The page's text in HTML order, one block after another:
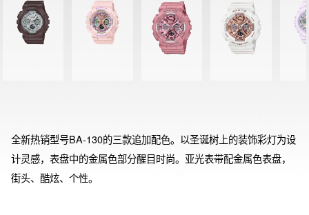
全新热销型号BA-130的三款追加配色。以圣诞树上的装饰彩灯为设
计灵感，表盘中的金属色部分醒目时尚。亚光表带配金属色表盘，
街头、酷炫、个性。